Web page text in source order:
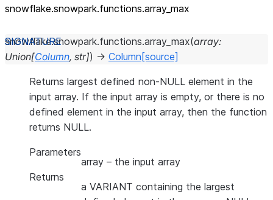
snowflake.snowpark.functions.array_ max
snowflake.snowpark.functions.array_max(array:
Union[Column, str]) → Column [source]
Returns largest defined non-NULL element in the
input array. If the input array is empty, or there is no
defined element in the input array, then the function
returns NULL.
Parameters
array – the input array
Returns
a VARIANT containing the largest